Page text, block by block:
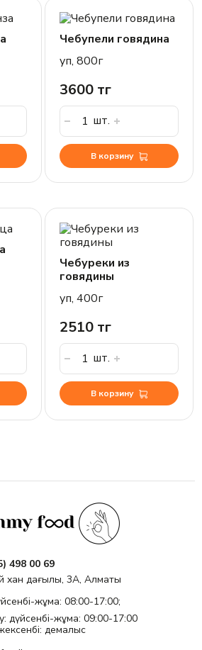
Чебупели говядина
уп, 800г
3600 тг
шт.
В корзину
Чебуреки из
говядины
уп, 400г
2510 тг
шт.
В корзину
498 00 69
хан даңғылы, 3А, Алматы
жұма: 08:00-17:00;
дүйсенбі-жұма: 09:00-17:00
демалыс